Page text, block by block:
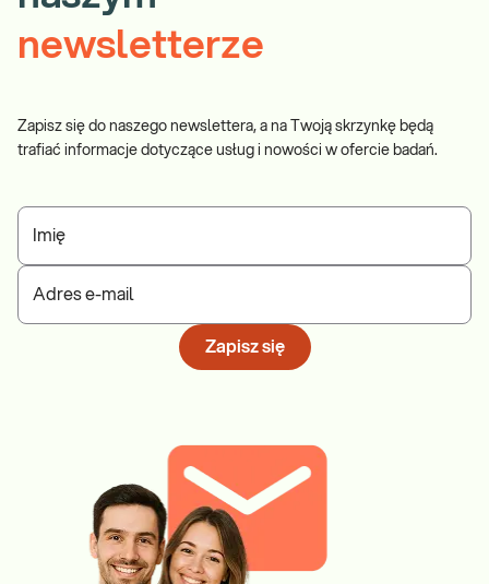
newsletterze
Zapisz się do naszego newslettera, a na Twoją skrzynkę będą
trafiać informacje dotyczące usług i nowości w ofercie badań.
Imię
Adres e-mail
Zapisz się